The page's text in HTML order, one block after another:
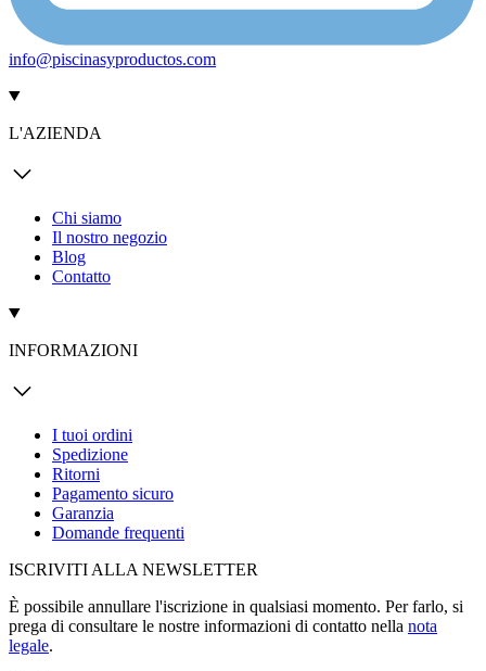
info@piscinasyproductos.com
L'AZIENDA
Chi siamo
Il nostro negozio
Blog
Contatto
INFORMAZIONI
I tuoi ordini
Spedizione
Ritorni
Pagamento sicuro
Garanzia
Domande frequenti
ISCRIVITI ALLA NEWSLETTER
È possibile annullare l'iscrizione in qualsiasi momento. Per farlo, si
prega di consultare le nostre informazioni di contatto nella nota
legale.